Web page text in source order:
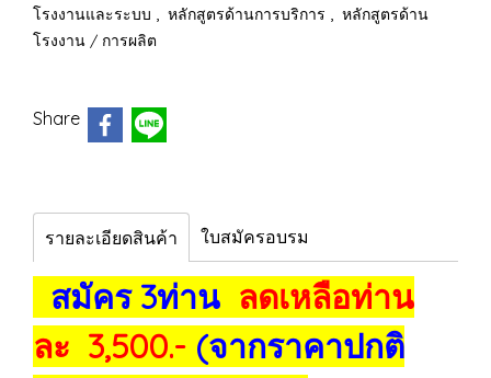
โรงงานและระบบ , หลักสูตรด้านการบริการ , หลักสูตรด้าน
โรงงาน / การผลิต
Share
รายละเอียดสินค้า ใบสมัครอบรม
สมัคร 3ท่าน ลดเหลือท่าน
ละ 3,500.- (จากราคาปกติ